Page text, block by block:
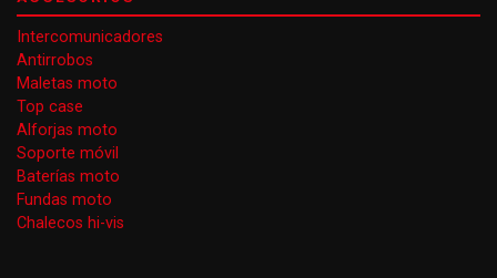
Intercomunicadores
Antirrobos
Maletas moto
Top case
Alforjas moto
Soporte móvil
Baterías moto
Fundas moto
Chalecos hi-vis